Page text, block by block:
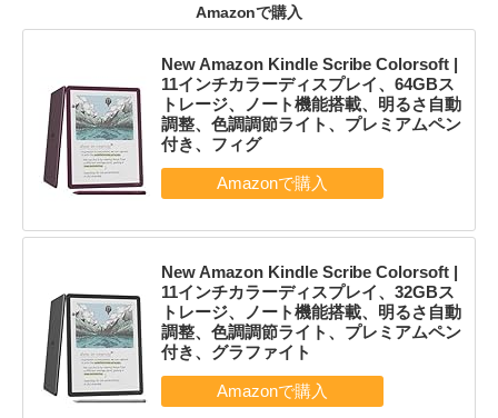
Amazonで購入
New Amazon Kindle Scribe Colorsoft |
11インチカラーディスプレイ、64GBス
トレージ、ノート機能搭載、明るさ自動
調整、色調調節ライト、プレミアムペン
付き、フィグ
New Amazon Kindle Scribe Colorsoft |
11インチカラーディスプレイ、32GBス
トレージ、ノート機能搭載、明るさ自動
調整、色調調節ライト、プレミアムペン
付き、グラファイト